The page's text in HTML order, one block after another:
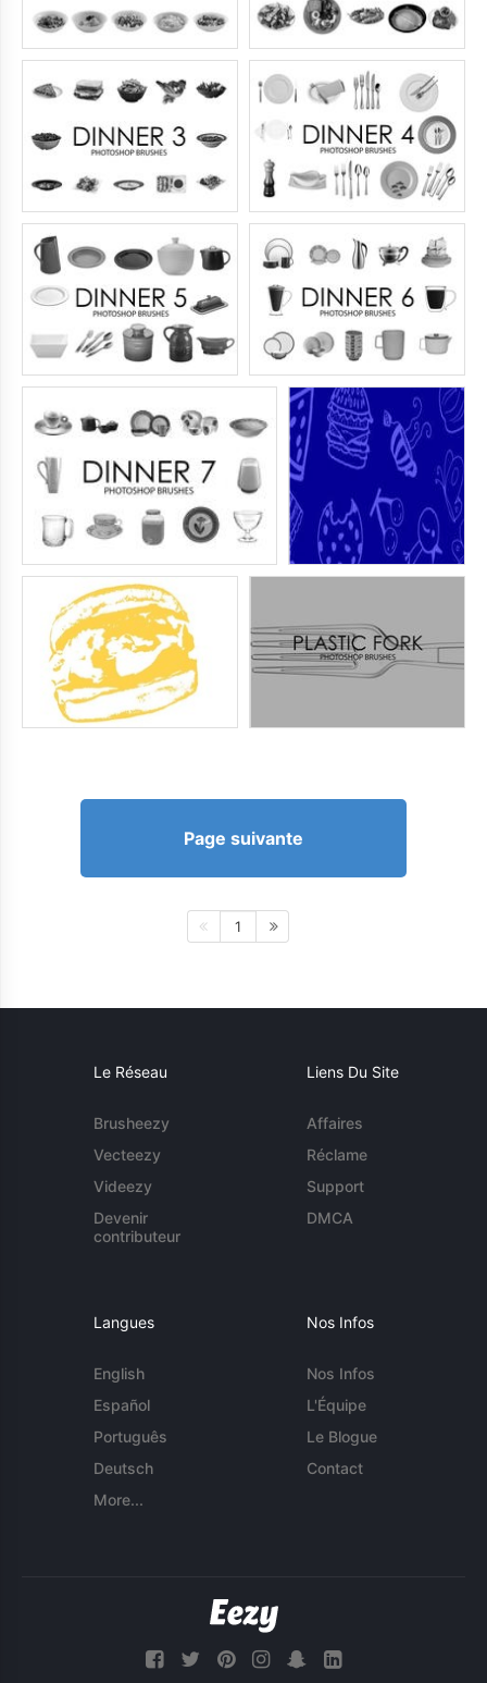
Page suivante
1
Le Réseau
Brusheezy
Vecteezy
Videezy
Devenir
contributeur
Liens Du Site
Affaires
Réclame
Support
DMCA
Langues
English
Español
Português
Deutsch
More...
Nos Infos
Nos Infos
L'Équipe
Le Blogue
Contact